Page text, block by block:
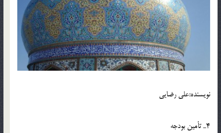
نويسنده:علي رضايي
4ـ تأمين بودجه